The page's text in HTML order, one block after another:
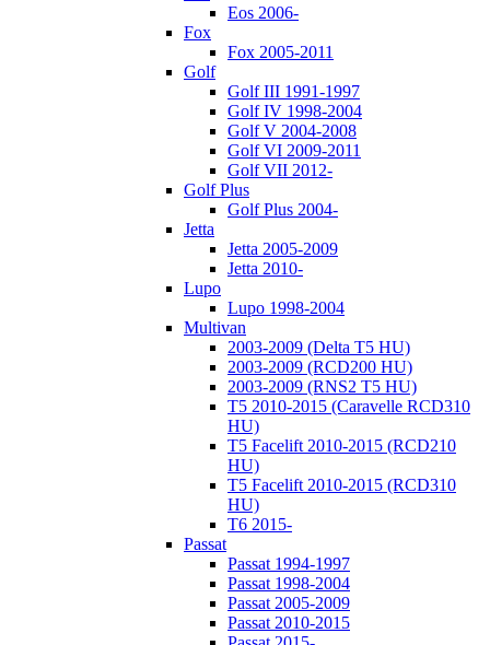
Eos 2006-
Fox
Fox 2005-2011
Golf
Golf III 1991-1997
Golf IV 1998-2004
Golf V 2004-2008
Golf VI 2009-2011
Golf VII 2012-
Golf Plus
Golf Plus 2004-
Jetta
Jetta 2005-2009
Jetta 2010-
Lupo
Lupo 1998-2004
Multivan
2003-2009 (Delta T5 HU)
2003-2009 (RCD200 HU)
2003-2009 (RNS2 T5 HU)
T5 2010-2015 (Caravelle RCD310
HU)
T5 Facelift 2010-2015 (RCD210
HU)
T5 Facelift 2010-2015 (RCD310
HU)
T6 2015-
Passat
Passat 1994-1997
Passat 1998-2004
Passat 2005-2009
Passat 2010-2015